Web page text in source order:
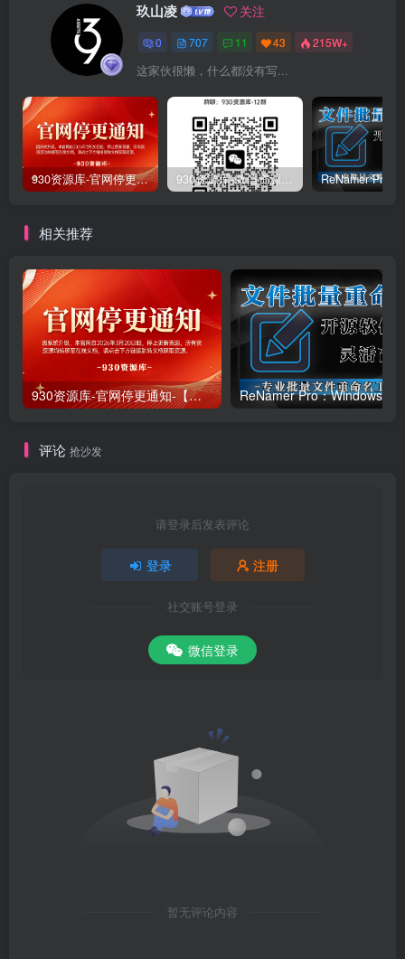
玖山凌 关注
0 707 11 43 215W+
这家伙很懒，什么都没有写...
930资源库-官网停更通知-【换在线文档更新-每日更新】 930资源库-微信资源12群【限时免费】开放入群中！！！
相关推荐
930资源库-官网停更通知-【换在线文档更新-每日更新】
评论 抢沙发
请登录后发表评论
登录 注册
社交账号登录
微信登录
暂无评论内容